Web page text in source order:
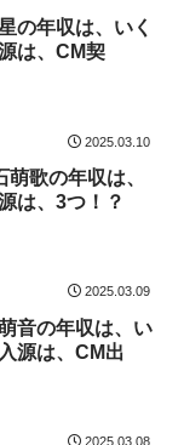
の年収は、いく
は、CM契
2025.03.10
萌歌の年収は、
は、3つ！？
2025.03.09
音の年収は、い
源は、CM出
2025.03.08